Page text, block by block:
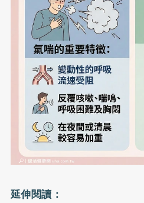
延伸閱讀：